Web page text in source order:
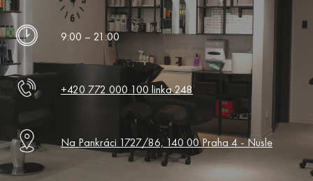
9:00 – 21:00
+420 772 000 100 linka 248
Na Pankráci 1727/86, 140 00 Praha 4 - Nusle